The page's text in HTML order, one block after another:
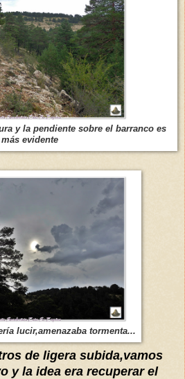
y la pendiente sobre el barranco es
más evidente
lucir,amenazaba tormenta...
de ligera subida,vamos
y la idea era recuperar el